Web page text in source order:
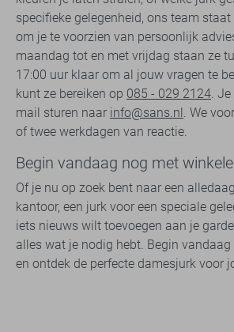
specifieke gelegenheid, ons team
om je te voorzien van persoonlijk
maandag tot en met vrijdag staan ze
17:00 uur klaar om al jouw vragen te
kunt ze bereiken op 085 - 029 2124. Je
mail sturen naar info@sans.nl. We
of twee werkdagen van reactie.
Begin vandaag nog met
Of je nu op zoek bent naar een
kantoor, een jurk voor een speciale
iets nieuws wilt toevoegen aan je
alles wat je nodig hebt. Begin
en ontdek de perfecte damesjurk voor